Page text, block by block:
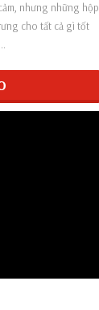
nhưng những hộp
cho tất cả gì tốt